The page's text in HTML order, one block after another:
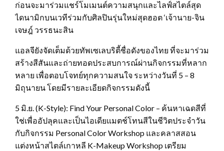
ก่อนจะมาร่วมแชร์โมเมนต์ความสนุกและไลฟ์สไตล์สุด
ไดนามิกบนเวทีร่วมกับศิลปินรุ่นใหม่สุดฮอต ‘เจ้านาย-จิน
เจษฎ์ วรรธนะสิน
แอลจียังจัดเต็มด้วยทัพเซเลบริตี้ชื่อดังของไทย ที่จะมาร่วม
สร้างสีสันและถ่ายทอดประสบการณ์ผ่านกิจกรรมที่หลาก
หลาย เพื่อตอบโจทย์ทุกความสนใจ ระหว่างวันที่ 5 – 8
มิถุนายน โดยมีรายละเอียดกิจกรรมดังนี้
5 มิ.ย. (K-Style): Find Your Personal Color – ค้นหาเฉดสีที่
ใช่เพื่ออัปลุคและเป็นไอเดียแมตช์โทนสีในชีวิตประจำวัน
กับกิจกรรม Personal Color Workshop และคลาสสอน
แต่งหน้าสไตล์เกาหลี K-Makeup Workshop เตรียม